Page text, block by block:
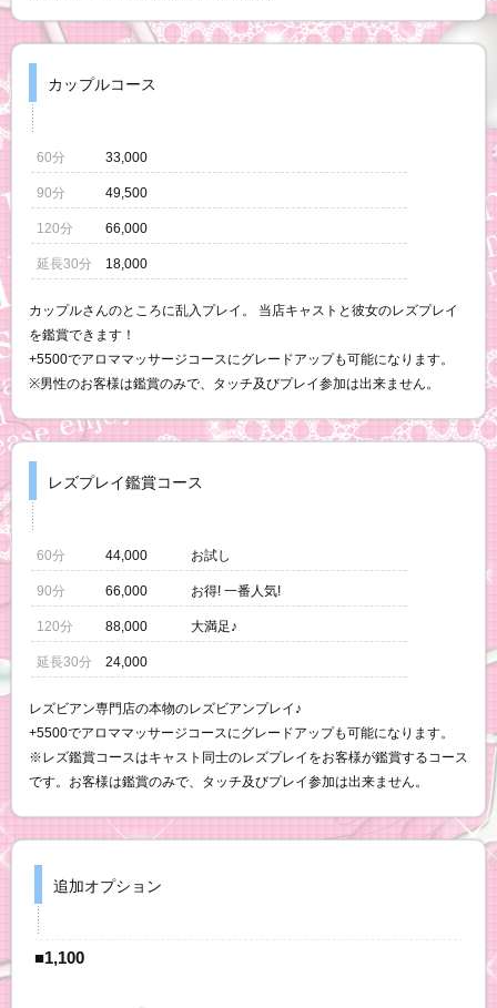
カップルコース
60分 33,000
90分 49,500
120分 66,000
延長30分 18,000
カップルさんのところに乱入プレイ。 当店キャストと彼女のレズプレイ
を鑑賞できます！
+5500でアロママッサージコースにグレードアップも可能になります。
※男性のお客様は鑑賞のみで、タッチ及びプレイ参加は出来ません。
レズプレイ鑑賞コース
60分 44,000 お試し
90分 66,000 お得! 一番人気!
120分 88,000 大満足♪
延長30分 24,000
レズビアン専門店の本物のレズビアンプレイ♪
+5500でアロママッサージコースにグレードアップも可能になります。
※レズ鑑賞コースはキャスト同士のレズプレイをお客様が鑑賞するコース
です。お客様は鑑賞のみで、タッチ及びプレイ参加は出来ません。
追加オプション
■1,100